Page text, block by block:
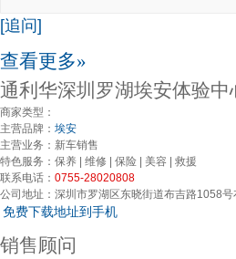
[追问]
查看更多»
通利华深圳罗湖埃安体验中
商家类型：
主营品牌： 埃安
主营业务： 新车销售
特色服务： 保养 | 维修 | 保险 | 美容 | 救援
联系电话： 0755-28020808
公司地址： 深圳市罗湖区东晓街道布吉路1058
免费下载地址到手机
销售顾问